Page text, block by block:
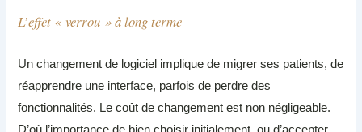
L’effet « verrou » à long terme
Un changement de logiciel implique de migrer ses patients, de
réapprendre une interface, parfois de perdre des
fonctionnalités. Le coût de changement est non négligeable.
D’où l’importance de bien choisir initialement, ou d’accepter